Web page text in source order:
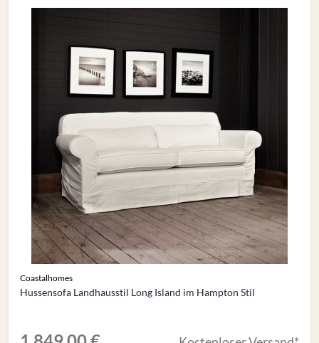
Coastalhomes
Hussensofa Landhausstil Long Island im Hampton Stil